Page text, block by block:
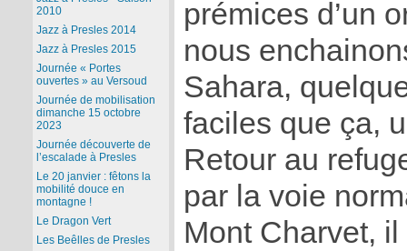
prémices d’un
nous
Sahara,
faciles que ça,
Retour au
par la voie
Mont Charvet,
2010
Jazz à Presles 2014
Jazz à Presles 2015
Journée « Portes
ouvertes » au Versoud
Journée de mobilisation
dimanche 15 octobre
2023
Journée découverte de
l’escalade à Presles
Le 20 janvier : fêtons la
mobilité douce en
montagne !
Le Dragon Vert
Les Beêlles de Presles